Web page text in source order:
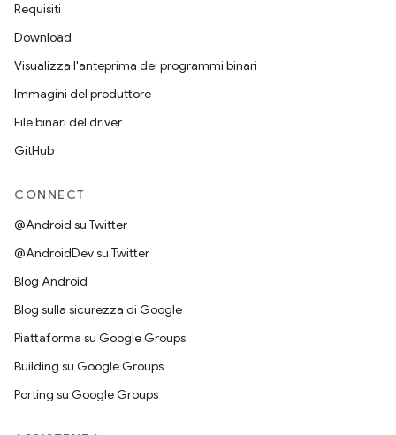
Requisiti
Download
Visualizza l'anteprima dei programmi binari
Immagini del produttore
File binari del driver
GitHub
CONNECT
@Android su Twitter
@AndroidDev su Twitter
Blog Android
Blog sulla sicurezza di Google
Piattaforma su Google Groups
Building su Google Groups
Porting su Google Groups